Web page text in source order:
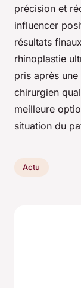
précision et
influencer
résultats
rhinoplastie
pris après
chirurgien
meilleure
situation du
Actu